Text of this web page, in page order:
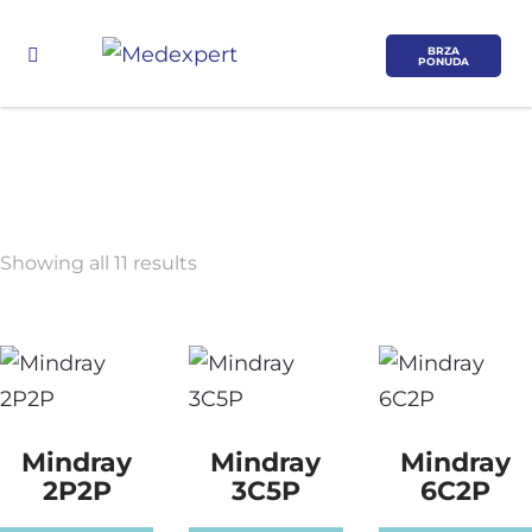
BRZA
PONUDA
Showing all 11 results
Mindray
2P2P
Mindray
3C5P
Mindray
6C2P
ULTRAZVUK
RTG, DENZITOMETAR, MAMOGRAF, I
DR.